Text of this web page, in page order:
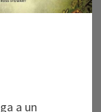
a un